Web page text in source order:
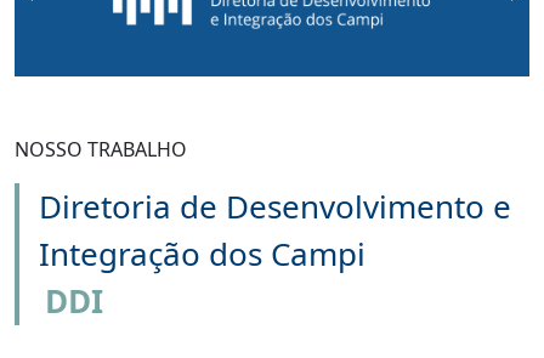
NOSSO TRABALHO
Diretoria de Desenvolvimento e
Integração dos Campi
DDI